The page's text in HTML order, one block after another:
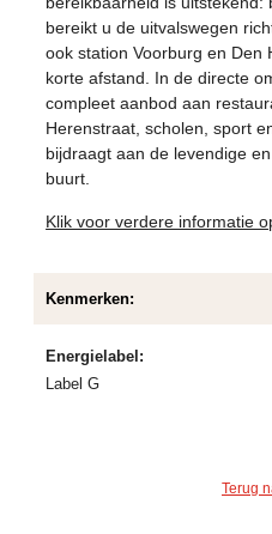
bereikt u de uitvalswegen
ook station Voorburg en Den
korte afstand. In de directe
compleet aanbod aan
Herenstraat, scholen, sport
bijdraagt aan de levendige
buurt.
Klik voor verdere informatie
Kenmerken:
Energielabel:
Label G
Terug